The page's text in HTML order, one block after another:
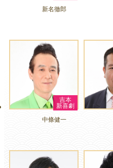
新名徹郎
吉本
新喜劇
中條健一